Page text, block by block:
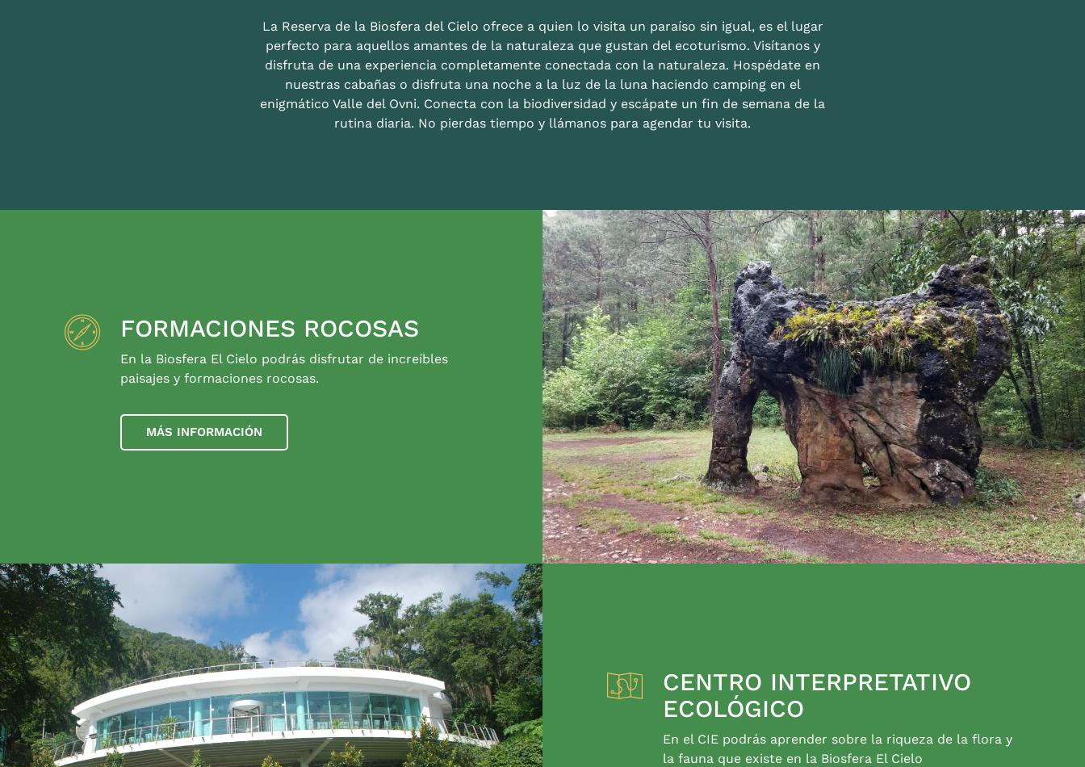
La Reserva de la Biosfera del Cielo ofrece a quien lo visita un paraíso sin igual, es el lugar
perfecto para aquellos amantes de la naturaleza que gustan del ecoturismo. Visítanos y
disfruta de una experiencia completamente conectada con la naturaleza. Hospédate en
nuestras cabañas o disfruta una noche a la luz de la luna haciendo camping en el
enigmático Valle del Ovni. Conecta con la biodiversidad y escápate un fin de semana de la
rutina diaria. No pierdas tiempo y llámanos para agendar tu visita.
FORMACIONES ROCOSAS
En la Biosfera El Cielo podrás disfrutar de increíbles
paisajes y formaciones rocosas.
MÁS INFORMACIÓN
CENTRO INTERPRETATIVO
ECOLÓGICO
En el CIE podrás aprender sobre la riqueza de la flora y
la fauna que existe en la Biosfera El Cielo